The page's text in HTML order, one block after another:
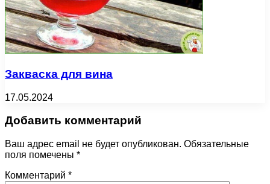
Закваска для вина
17.05.2024
Добавить комментарий
Ваш адрес email не будет опубликован. Обязательные
поля помечены *
Комментарий *